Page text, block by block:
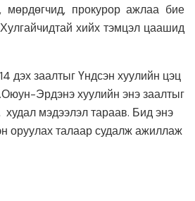
мөрдөгчид, прокурор ажлаа бие
хийх тэмцэл цаашид
дэх заалтыг Үндсэн хуулийн цэц
Эрдэнэ хуулийн энэ заалтыг
мэдээлэл тараав. Бид энэ
оруулах талаар судалж ажиллаж